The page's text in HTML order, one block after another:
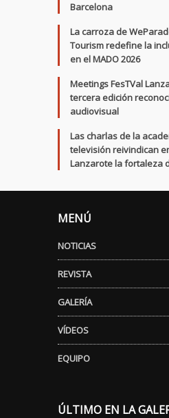
Barcelona
La carroza de
Tourism redefine la
en el MADO 2026
Meetings FesTVal
tercera edición
audiovisual
Las charlas de la
televisión reivindican
Lanzarote la fortaleza
MENÚ
NOTICIAS
REVISTA
GALERÍA
VÍDEOS
EQUIPO
ÚLTIMO EN LA